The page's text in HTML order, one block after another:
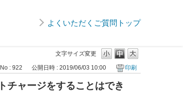
よくいただくご質問トップ
文字サイズ変更
No : 922 公開日時 : 2019/06/03 10:00 印刷
チャージをすることはでき